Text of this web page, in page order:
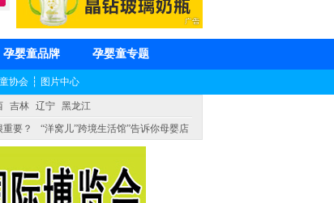
孕婴童品牌 孕婴童专题
协会 ┆ 图片中心
吉林 辽宁 黑龙江
要？
“洋窝儿”跨境生活馆”告诉你母婴店